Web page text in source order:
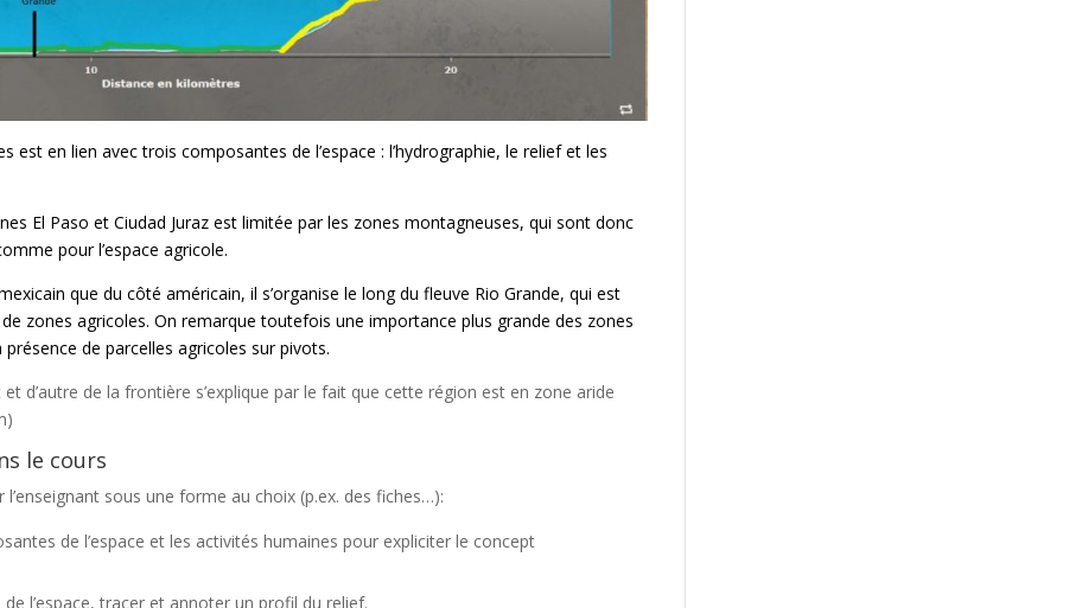
est en lien avec trois composantes de l’espace : l’hydrographie, le relief et les
El Paso et Ciudad Juraz est limitée par les zones montagneuses, qui sont donc
pour l’espace agricole.
que du côté américain, il s’organise le long du fleuve Rio Grande, qui est
zones agricoles. On remarque toutefois une importance plus grande des zones
de parcelles agricoles sur pivots.
d’autre de la frontière s’explique par le fait que cette région est en zone aride
le cours
sous une forme au choix (p.ex. des fiches…):
de l’espace et les activités humaines pour expliciter le concept
l’espace, tracer et annoter un profil du relief.